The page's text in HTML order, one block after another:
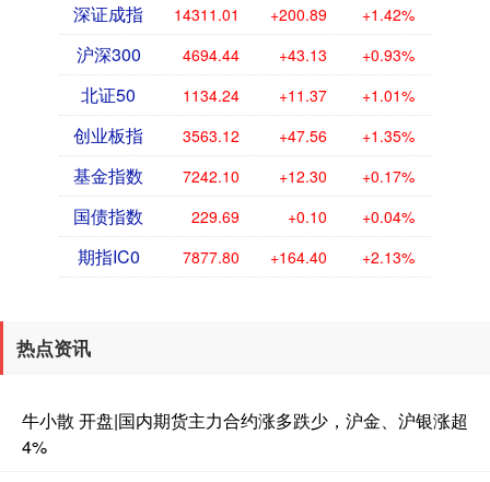
深证成指 14311.01 +200.89 +1.42%
沪深300 4694.44 +43.13 +0.93%
北证50 1134.24 +11.37 +1.01%
创业板指 3563.12 +47.56 +1.35%
基金指数 7242.10 +12.30 +0.17%
国债指数 229.69 +0.10 +0.04%
期指IC0 7877.80 +164.40 +2.13%
热点资讯
牛小散 开盘|国内期货主力合约涨多跌少，沪金、沪银涨超
4%